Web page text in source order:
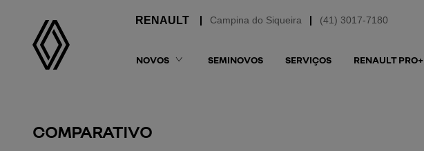
(41) 3017-7180
Campina do Siqueira
NOVOS SEMINOVOS SERVIÇOS RENAULT PRO+
COMPARATIVO